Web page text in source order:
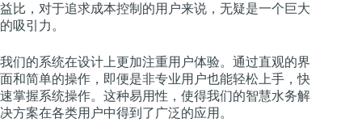
益比，对于追求成本控制的用户来说，无疑是一个巨大
的吸引力。
我们的系统在设计上更加注重用户体验。通过直观的界
面和简单的操作，即便是非专业用户也能轻松上手，快
速掌握系统操作。这种易用性，使得我们的智慧水务解
决方案在各类用户中得到了广泛的应用。